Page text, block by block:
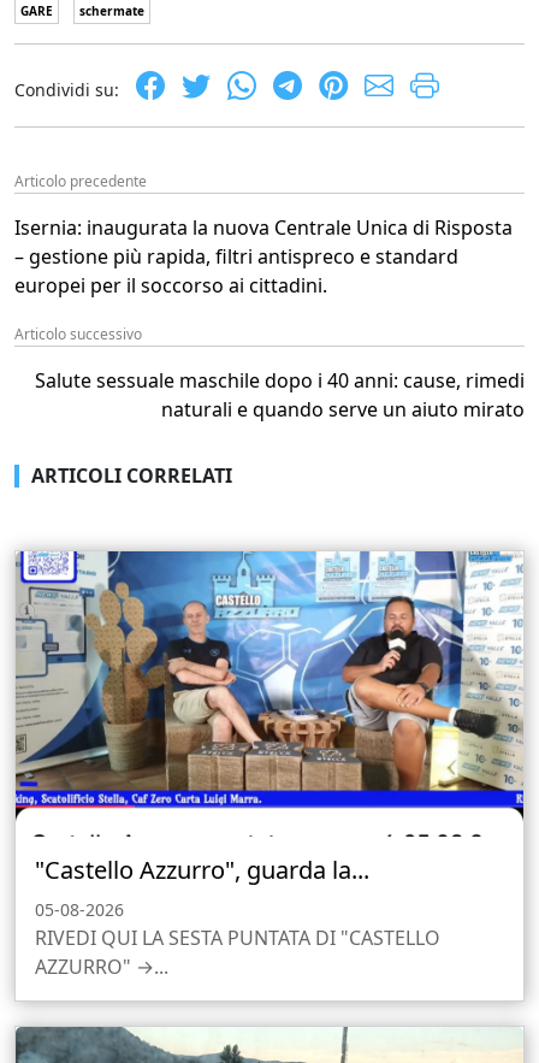
GARE
schermate
Condividi su:
Articolo precedente
Isernia: inaugurata la nuova Centrale Unica di Risposta
– gestione più rapida, filtri antispreco e standard
europei per il soccorso ai cittadini.
Articolo successivo
Salute sessuale maschile dopo i 40 anni: cause, rimedi
naturali e quando serve un aiuto mirato
ARTICOLI CORRELATI
"Castello Azzurro", guarda la...
05-08-2026
RIVEDI QUI LA SESTA PUNTATA DI "CASTELLO
AZZURRO" →...